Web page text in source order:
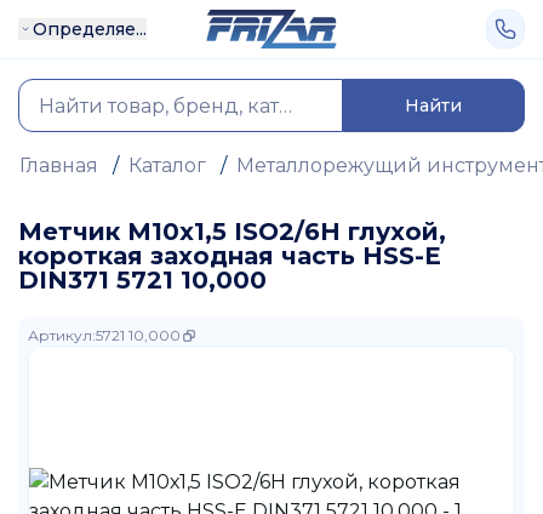
Определяе...
Найти
Главная / Каталог / Металлорежущий
Метчик М10х1,5 ISO2/6H глухой,
короткая заходная часть HSS-E
DIN371 5721 10,000
Артикул:5721 10,000